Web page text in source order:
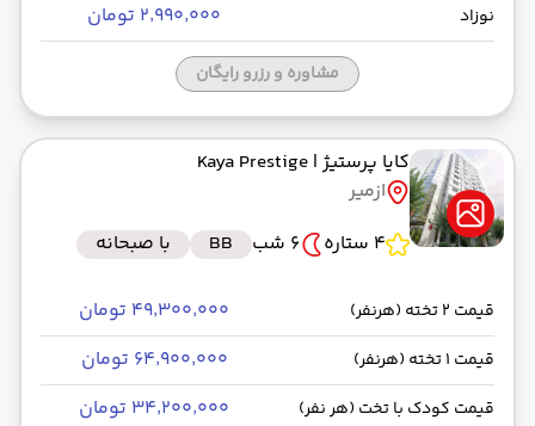
نوزاد ۲٬۹۹۰٬۰۰۰ تومان
مشاوره و رزرو رایگان
کایا پرستیژ| Kaya Prestige
ازمیر
4 ستاره
6 شب BB با صبحانه
قیمت 2 تخته (هرنفر) ۴۹٬۳۰۰٬۰۰۰ تومان
قیمت 1 تخته (هرنفر) ۶۴٬۹۰۰٬۰۰۰ تومان
قیمت کودک با تخت (هر نفر) ۳۴٬۲۰۰٬۰۰۰ تومان